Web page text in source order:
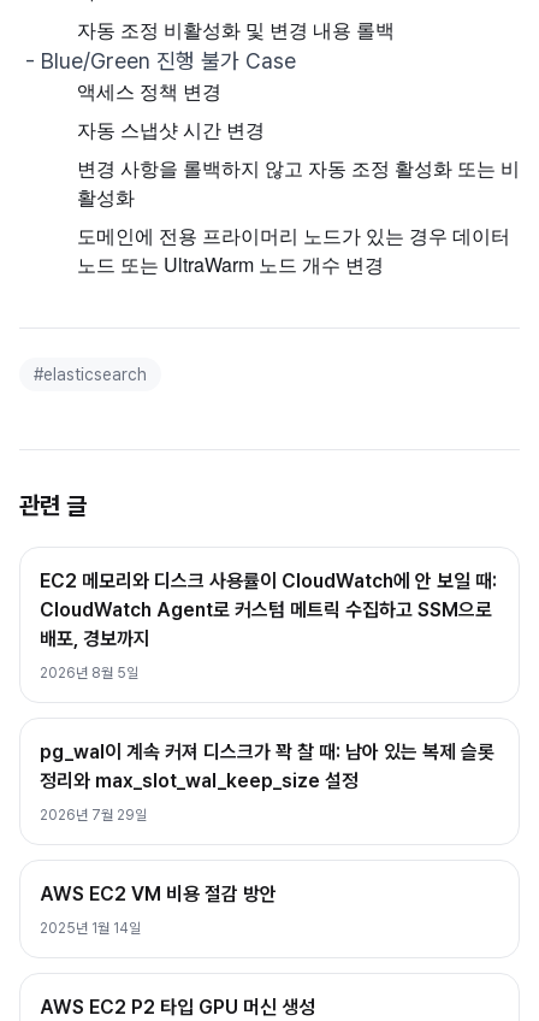
자동 조정 비활성화 및 변경 내용 롤백
- Blue/Green 진행 불가 Case
액세스 정책 변경
자동 스냅샷 시간 변경
변경 사항을 롤백하지 않고 자동 조정 활성화 또는 비
활성화
도메인에 전용 프라이머리 노드가 있는 경우 데이터
노드 또는 UltraWarm 노드 개수 변경
#elasticsearch
관련 글
EC2 메모리와 디스크 사용률이 CloudWatch에 안 보일 때:
CloudWatch Agent로 커스텀 메트릭 수집하고 SSM으로
배포, 경보까지
2026년 8월 5일
pg_wal이 계속 커져 디스크가 꽉 찰 때: 남아 있는 복제 슬롯
정리와 max_slot_wal_keep_size 설정
2026년 7월 29일
AWS EC2 VM 비용 절감 방안
2025년 1월 14일
AWS EC2 P2 타입 GPU 머신 생성